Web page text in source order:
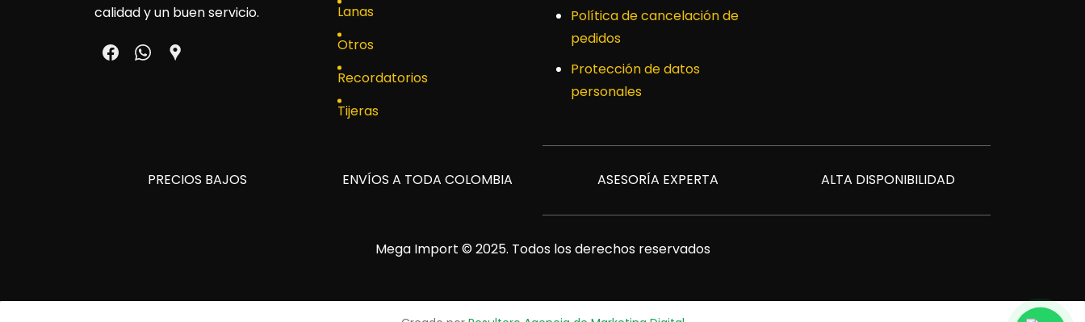
calidad y un buen servicio.
Lanas
Otros
Recordatorios
Tijeras
Política de cancelación de
pedidos
Protección de datos
personales
PRECIOS BAJOS ENVÍOS A TODA COLOMBIA ASESORÍA EXPERTA ALTA DISPONIBILIDAD
Mega Import © 2025. Todos los derechos reservados